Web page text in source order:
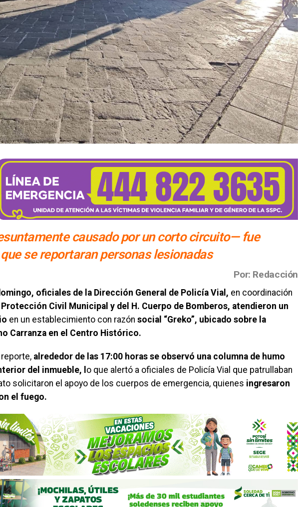
causado por un corto circuito— fue
se reportaran personas lesionadas
Por: Redacción
oficiales de la Dirección General de Policía Vial, en coordinación
Protección Civil Municipal y del H. Cuerpo de Bomberos, atendieron un
en un establecimiento con razón social “Greko”, ubicado sobre la
Carranza en el Centro Histórico.
alrededor de las 17:00 horas se observó una columna de humo
del inmueble, l o que alertó a oficiales de Policía Vial que patrullaban
solicitaron el apoyo de los cuerpos de emergencia, quienes ingresaron
el fuego.